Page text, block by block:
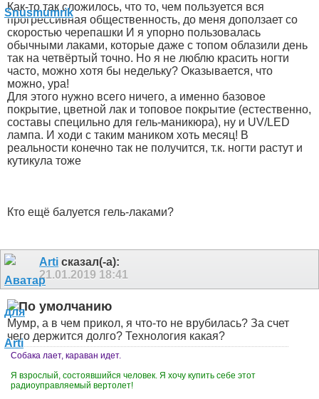
Как-то так сложилось, что то, чем пользуется вся
прогрессивная общественность, до меня доползает со
скоростью черепашки И я упорно пользовалась
обычными лаками, которые даже с топом облазили день
так на четвёртый точно. Но я не люблю красить ногти
часто, можно хотя бы недельку? Оказывается, что
можно, ура!
Для этого нужно всего ничего, а именно базовое
покрытие, цветной лак и топовое покрытие (естественно,
составы специльно для гель-маникюра), ну и UV/LED
лампа. И ходи с таким маником хоть месяц! В
реальности конечно так не получится, т.к. ногти растут и
кутикула тоже
Кто ещё балуется гель-лаками?
Arti сказал(-а):
21.01.2019 18:41
Мумр, а в чем прикол, я что-то не врубилась? За счет
чего держится долго? Технология какая?
Собака лает, караван идет.
Я взрослый, состоявшийся человек. Я хочу купить себе этот
радиоуправляемый вертолет!